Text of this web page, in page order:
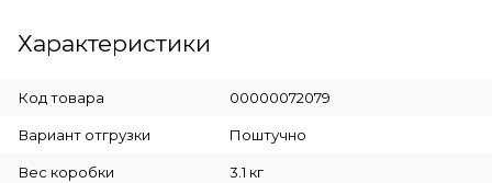
Характеристики
Код товара 00000072079
Вариант отгрузки Поштучно
Вес коробки 3.1 кг